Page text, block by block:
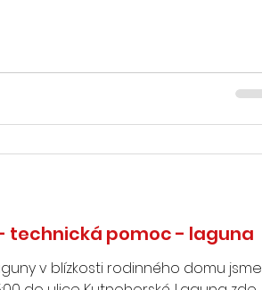
- technická pomoc - laguna
v blízkosti rodinného domu jsme